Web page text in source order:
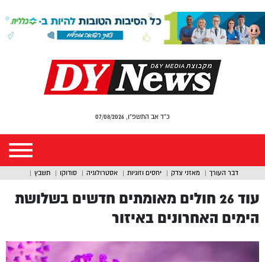
כ"ד אב התשפ"ו, 07/08/2026
דבר העורך מאזני צדק יחסים וזוגיות אסטרולוגיה סודוקו תשבץ
עוד 26 חולים מאומתים חדשים בשלושת
הימים האחרונים באיזור